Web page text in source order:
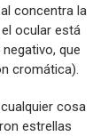
concentra la
ocular está
que
cromática).
cosa
estrellas